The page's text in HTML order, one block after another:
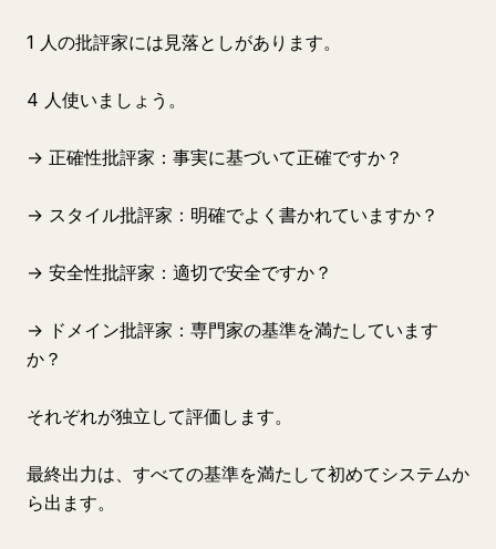
1 人の批評家には見落としがあります。
4 人使いましょう。
→ 正確性批評家：事実に基づいて正確ですか？
→ スタイル批評家：明確でよく書かれていますか？
→ 安全性批評家：適切で安全ですか？
→ ドメイン批評家：専門家の基準を満たしています
か？
それぞれが独立して評価します。
最終出力は、すべての基準を満たして初めてシステムか
ら出ます。